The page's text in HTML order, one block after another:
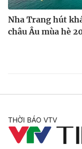
Nha Trang hút
châu Âu mùa hè
THỜI BÁO VTV